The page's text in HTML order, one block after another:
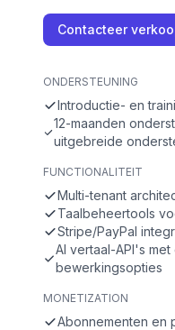
Contacteer
ONDERSTEUNING
Introductie- en
12-maanden
uitgebreide
FUNCTIONALITEIT
Multi-tenant
Taalbeheertools
Stripe/PayPal
AI vertaal-API's
bewerkingsopties
MONETIZATION
Abonnementen en